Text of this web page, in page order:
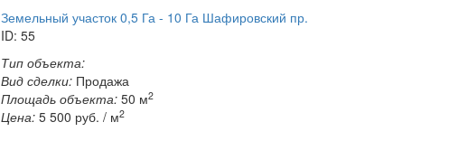
Земельный участок 0,5 Га - 10 Га Шафировский пр.
ID: 55
Тип объекта:
Вид сделки: Продажа
Площадь объекта: 50 м2
Цена: 5 500 руб. / м2